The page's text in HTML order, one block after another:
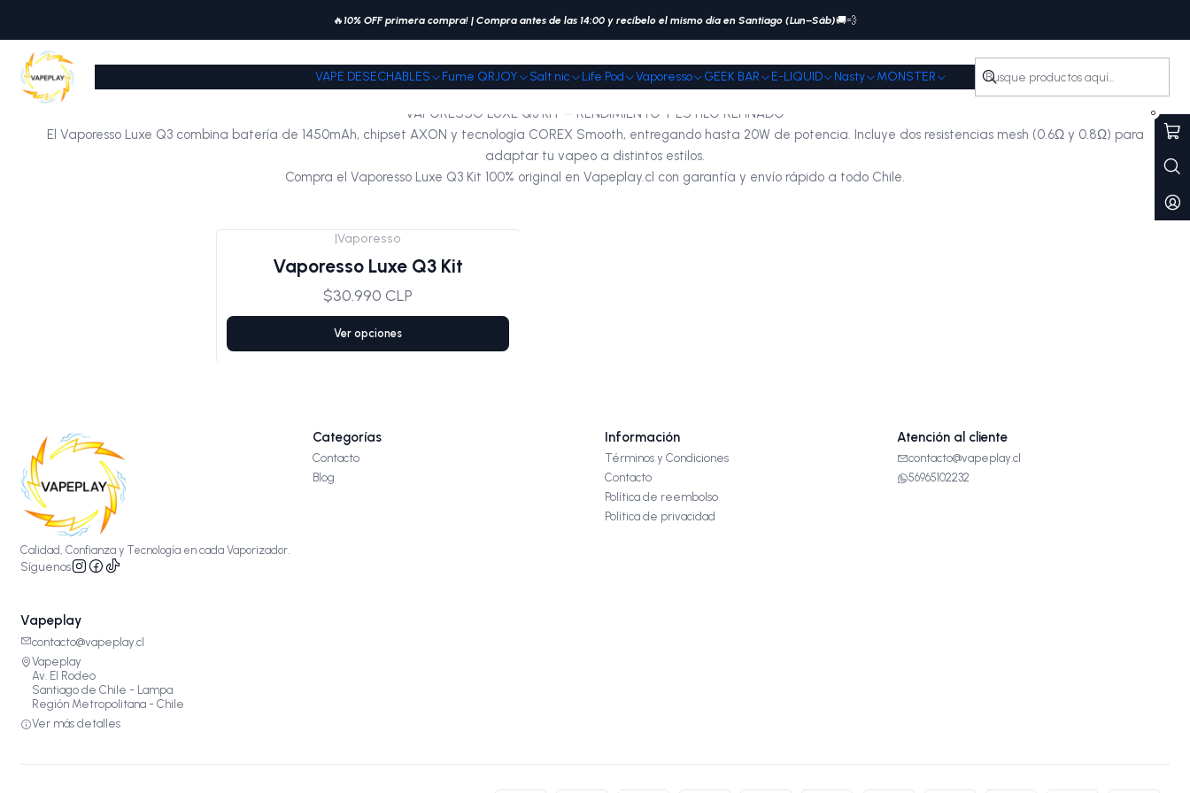
VAPE DESECHABLES Fume QRJOY Salt nic Life Pod Vaporesso GEEK BAR E-LIQUID Nasty MONSTER
0
🔥 10% OFF primera compra! | Compra antes de las 14:00 y recíbelo el mismo día en Santiago (Lun–Sáb)🚚💨
Inicio Vaporesso Luxe Q3 Kit
Luxe Q3 Kit
VAPORESSO LUXE Q3 KIT – RENDIMIENTO Y ESTILO REFINADO
El Vaporesso Luxe Q3 combina batería de 1450mAh, chipset AXON y tecnología COREX Smooth, entregando hasta 20W de potencia. Incluye dos resistencias mesh (0.6Ω y 0.8Ω) para
adaptar tu vapeo a distintos estilos.
Compra el Vaporesso Luxe Q3 Kit 100% original en Vapeplay.cl con garantía y envío rápido a todo Chile.
|Vaporesso
Vaporesso Luxe Q3 Kit
$30.990 CLP
Ver opciones
Calidad, Confianza y Tecnología en cada Vaporizador.
Síguenos
Categorías
Contacto
Blog
Información
Términos y Condiciones
Contacto
Política de reembolso
Política de privacidad
Atención al cliente
contacto@vapeplay.cl
56965102232
Vapeplay
contacto@vapeplay.cl
Vapeplay
Av. El Rodeo
Santiago de Chile - Lampa
Región Metropolitana - Chile
Ver más detalles